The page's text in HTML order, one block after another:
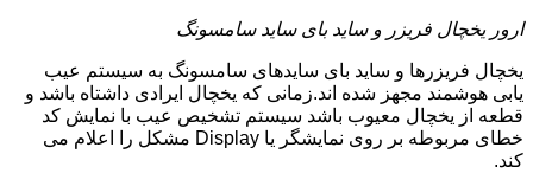
ارور یخچال فریزر و ساید بای ساید سامسونگ
یخچال فریزرها و ساید بای سایدهای سامسونگ به سیستم عیب
یابی هوشمند مجهز شده اند.زمانی که یخچال ایرادی داشتاه باشد و
قطعه از یخچال معیوب باشد سیستم تشخیص عیب با نمایش کد
خطای مربوطه بر روی نمایشگر یا Display مشکل را اعلام می
کند.